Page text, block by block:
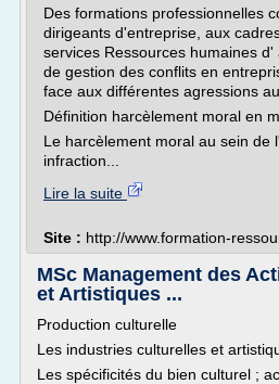
Des formations professionnelles
dirigeants d'entreprise, aux
services Ressources humaines
de gestion des conflits en
face aux différentes agressions
Définition harcèlement moral en
Le harcèlement moral au sein de
infraction...
Lire la suite
Site : http://www.formation-
MSc Management des
et Artistiques ...
Production culturelle
Les industries culturelles et
Les spécificités du bien culturel ;